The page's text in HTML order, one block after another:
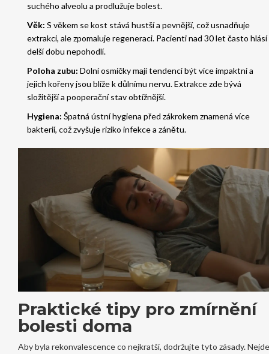
suchého alveolu a prodlužuje bolest.
Věk: S věkem se kost stává hustší a pevnější, což usnadňuje
extrakci, ale zpomaluje regeneraci. Pacienti nad 30 let často hlásí
delší dobu nepohodlí.
Poloha zubu: Dolní osmičky mají tendenci být více impaktní a
jejich kořeny jsou blíže k důlnímu nervu. Extrakce zde bývá
složitější a pooperační stav obtížnější.
Hygiena: Špatná ústní hygiena před zákrokem znamená více
bakterií, což zvyšuje riziko infekce a zánětu.
Praktické tipy pro zmírnění
bolesti doma
Aby byla rekonvalescence co nejkratší, dodržujte tyto zásady. Nejde